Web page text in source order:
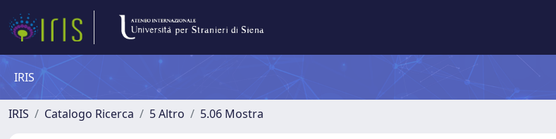
IRIS
IRIS Catalogo Ricerca 5 Altro 5.06 Mostra